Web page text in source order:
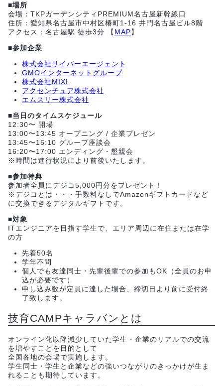
■場所
会場：TKPガーデンシティPREMIUM名古屋新幹線口
住所：愛知県名古屋市中村区椿町1-16 井門名古屋ビル8階
アクセス：名古屋駅 徒歩3分 【 MAP】
■参加企業
株式会社サイバーエージェント
GMOインターネットグループ
株式会社MIXI
アクセンチュア株式会社
エムスリー株式会社
■当日のタイムスケジュール
12:30〜 開場
13:00〜13:45 オープニング / 企業プレゼン
13:45〜16:10 グループ座談会
16:20〜17:00 エンディング・懇親会
※時間は進行状況により前後いたします。
■参加特典
参加者全員にデジコ5,000円分をプレゼント！
※デジコとは・・・手数料なしでAmazonギフトカードなど
に交換できるデジタルギフトです。
■対象
ITエンジニアを目指す学生で、エリア周辺に在住または在学
の方
先着50名
学年不問
個人でも友達同士・先輩後輩での参加もOK（全員のお申
込が必要です）
申し込み数が定員に達した場合、締切日より前に受付終
了致します。
技育CAMPキャラバンとは
オンライン化以降減少していた学生・企業のリアルでの交流
を増やすことを目的として
全国各地の会場で実施します。
学生同士・学生と企業などの強いつながりのきっかけが生ま
れることも期待しています。